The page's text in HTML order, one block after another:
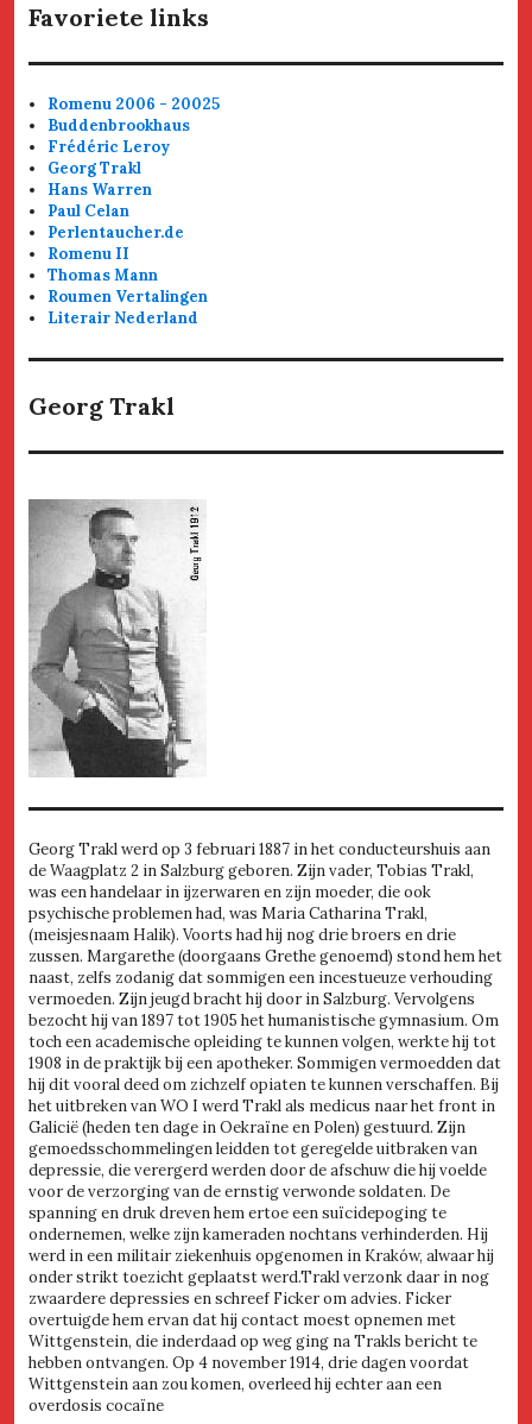
Favoriete links
Romenu 2006 - 20025
Buddenbrookhaus
Frédéric Leroy
Georg Trakl
Hans Warren
Paul Celan
Perlentaucher.de
Romenu II
Thomas Mann
Roumen Vertalingen
Literair Nederland
Georg Trakl
Georg Trakl werd op 3 februari 1887 in het conducteurshuis aan
de Waagplatz 2 in Salzburg geboren. Zijn vader, Tobias Trakl,
was een handelaar in ijzerwaren en zijn moeder, die ook
psychische problemen had, was Maria Catharina Trakl,
(meisjesnaam Halik). Voorts had hij nog drie broers en drie
zussen. Margarethe (doorgaans Grethe genoemd) stond hem het
naast, zelfs zodanig dat sommigen een incestueuze verhouding
vermoeden. Zijn jeugd bracht hij door in Salzburg. Vervolgens
bezocht hij van 1897 tot 1905 het humanistische gymnasium. Om
toch een academische opleiding te kunnen volgen, werkte hij tot
1908 in de praktijk bij een apotheker. Sommigen vermoedden dat
hij dit vooral deed om zichzelf opiaten te kunnen verschaffen. Bij
het uitbreken van WO I werd Trakl als medicus naar het front in
Galicië (heden ten dage in Oekraïne en Polen) gestuurd. Zijn
gemoedsschommelingen leidden tot geregelde uitbraken van
depressie, die verergerd werden door de afschuw die hij voelde
voor de verzorging van de ernstig verwonde soldaten. De
spanning en druk dreven hem ertoe een suïcidepoging te
ondernemen, welke zijn kameraden nochtans verhinderden. Hij
werd in een militair ziekenhuis opgenomen in Kraków, alwaar hij
onder strikt toezicht geplaatst werd.Trakl verzonk daar in nog
zwaardere depressies en schreef Ficker om advies. Ficker
overtuigde hem ervan dat hij contact moest opnemen met
Wittgenstein, die inderdaad op weg ging na Trakls bericht te
hebben ontvangen. Op 4 november 1914, drie dagen voordat
Wittgenstein aan zou komen, overleed hij echter aan een
overdosis cocaïne